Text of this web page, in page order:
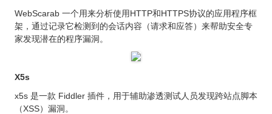
WebScarab 一个用来分析使用HTTP和HTTPS协议的应用程序框
架，通过记录它检测到的会话内容（请求和应答）来帮助安全专
家发现潜在的程序漏洞。
X5s
x5s 是一款 Fiddler 插件，用于辅助渗透测试人员发现跨站点脚本
（XSS）漏洞。